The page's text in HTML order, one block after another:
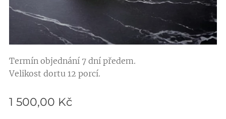
Termín objednání 7 dní předem.
Velikost dortu 12 porcí.
1 500,00 Kč